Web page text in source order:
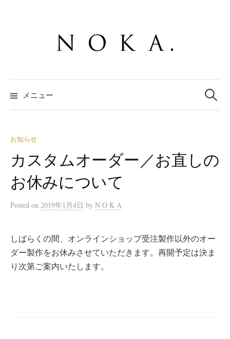
メニュー
検
索:
お知らせ
カスタムオーダー／お直しの
お休みについて
Posted on 2019年1月4日 by N O K A
しばらくの間、オンラインショップ受注製作以外のオー
ダー製作をお休みさせていただきます。再開予定は決ま
り次第ご案内いたします。